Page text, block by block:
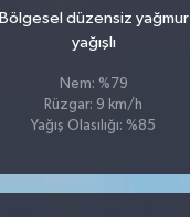
Bölgesel düzensiz yağmur
yağışlı
Nem: %79
Rüzgar: 9 km/h
Yağış Olasılığı: %85